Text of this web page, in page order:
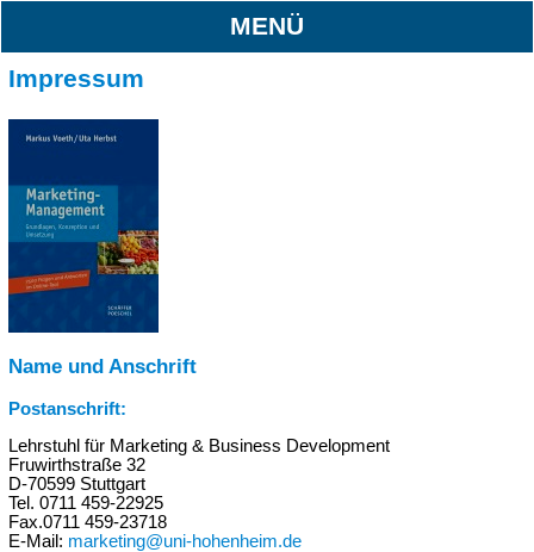
MENÜ
Impressum
Name und Anschrift
Postanschrift:
Lehrstuhl für Marketing & Business Development
Fruwirthstraße 32
D-70599 Stuttgart
Tel. 0711 459-22925
Fax.0711 459-23718
E-Mail: marketing@uni-hohenheim.de